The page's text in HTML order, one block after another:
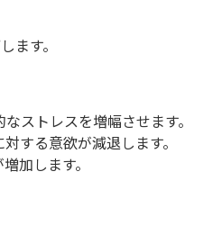
ます。
ストレスを増幅させます。
する意欲が減退します。
加します。